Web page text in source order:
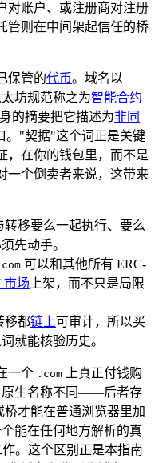
对账户、或注册商对注册
管则在中间架起信任的桥
保管的代币。域名以
坊规范称之为智能合约
的摘要把它描述为非同
。"契据"这个词正是关键
，在你的钱包里，而不是
一个倒卖者来说，这带来
转移要么一起执行、要么
先动手。
可以和其他所有 ERC-
市场上架，而不只是局限
移都链上可审计，所以买
就能核验历史。
一个 .com 上真正付钱购
原生名称不同——后者存
才能在普通浏览器里加
能在任何地方解析的真
。这个区别正是本指南